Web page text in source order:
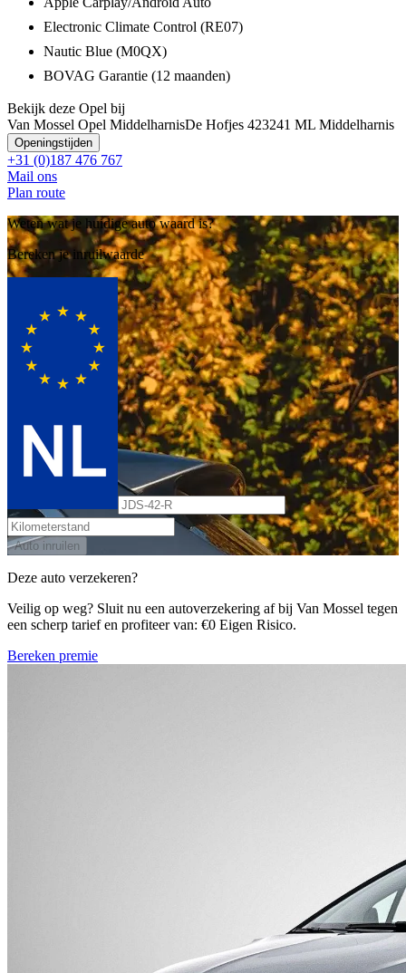
Electronic Climate Control (RE07)
Nautic Blue (M0QX)
BOVAG Garantie (12 maanden)
Bekijk deze Opel bij
Van Mossel Opel MiddelharnisDe Hofjes 423241 ML Middelharnis
Openingstijden
+31 (0)187 476 767
Mail ons
Plan route
Weten wat je huidige auto waard is?
Bereken je inruilwaarde
Auto inruilen
Deze auto verzekeren?
Veilig op weg? Sluit nu een autoverzekering af bij Van Mossel tegen
een scherp tarief en profiteer van: €0 Eigen Risico.
Bereken premie